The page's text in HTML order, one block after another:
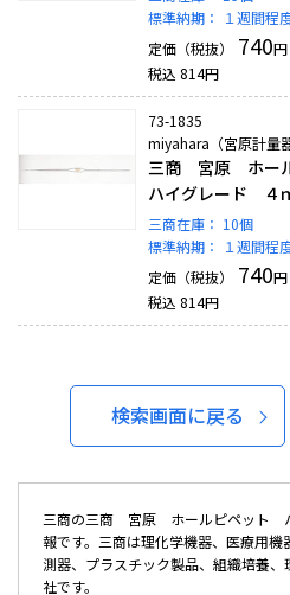
標準納期：
１週間程
定価（税抜）
740円
税込 814円
73-1835
miyahara（宮原計量
三商 宮原 ホー
ハイグレード ４
三商在庫： 10個
標準納期：
１週間程
定価（税抜）
740円
税込 814円
検索画面に戻る
三商の三商 宮原 ホールピペット
報です。三商は理化学機器、医療用
測器、プラスチック製品、組織培養
社です。